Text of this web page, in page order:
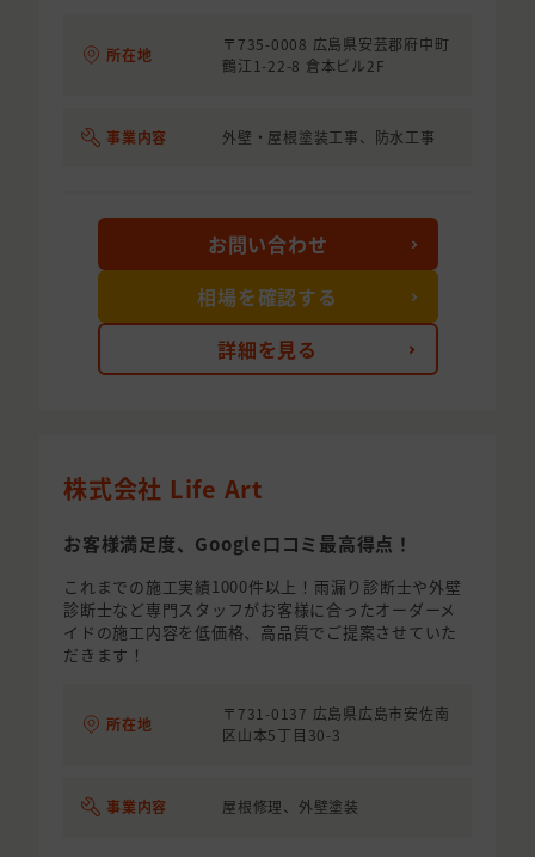
所在地
〒735-0008 広島県安芸郡府中町
鶴江1-22-8 倉本ビル2F
事業内容 外壁・屋根塗装工事、防水工事
詳細を見る
お問い合わせ
相場を確認する
株式会社 Life Art
お客様満足度、Google口コミ最高得点！
これまでの施工実績1000件以上！雨漏り診断士や外壁
診断士など専門スタッフがお客様に合ったオーダーメ
イドの施工内容を低価格、高品質でご提案させていた
だきます！
所在地
〒731-0137 広島県広島市安佐南
区山本5丁目30-3
事業内容 屋根修理、外壁塗装